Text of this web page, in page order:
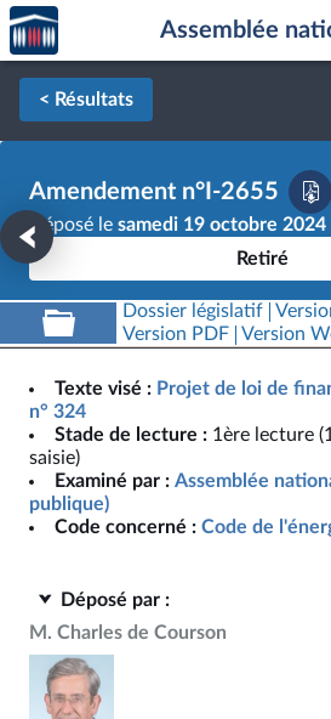
Aller au contenu
Aller en bas de la page
Accèder
à la
page
d'accueil
Assemblée
< Résultats
Amendement n°I-2655
Déposé le samedi 19 octobre 2024
Retiré
Dossier législatif
Version PDF
Version
Texte visé : Projet de loi de
n° 324
Stade de lecture : 1ère lecture
saisie)
Examiné par : Assemblée
publique)
Code concerné : Code de
Déposé par :
M. Charles de Courson